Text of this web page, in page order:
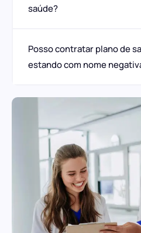
saúde?
Posso contratar plano de
estando com nome